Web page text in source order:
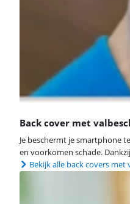
Back cover met
Je beschermt je smartphone
en voorkomen schade.
Bekijk alle back covers met